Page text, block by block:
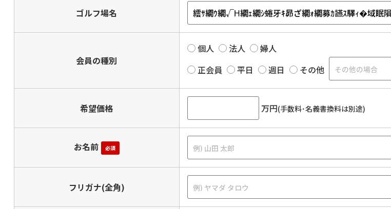
ゴルフ場名
会員の種別
個人 法人
婦人
正会員
平日 週日 その他
希望価格 万円(手数料･名義書換料は別途)
お名前 必須
フリガナ(全角)